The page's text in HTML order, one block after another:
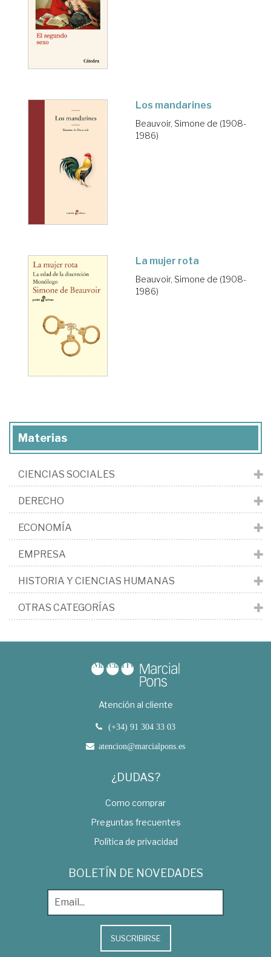
Los mandarines
Beauvoir, Simone de (1908-
1986)
La mujer rota
Beauvoir, Simone de (1908-
1986)
Materias
CIENCIAS SOCIALES
DERECHO
ECONOMÍA
EMPRESA
HISTORIA Y CIENCIAS HUMANAS
OTRAS CATEGORÍAS
Atención al cliente
(+34) 91 304 33 03
atencion@marcialpons.es
¿DUDAS?
Como comprar
Preguntas frecuentes
Política de privacidad
BOLETÍN DE NOVEDADES
SUSCRIBIRSE